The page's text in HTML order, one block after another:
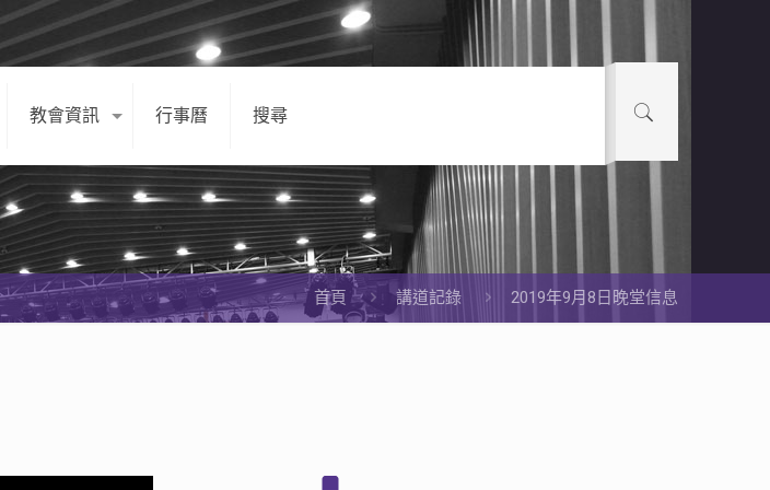
教會資訊 行事曆 搜尋
首頁 講道記錄 2019年9月8日晚堂信息